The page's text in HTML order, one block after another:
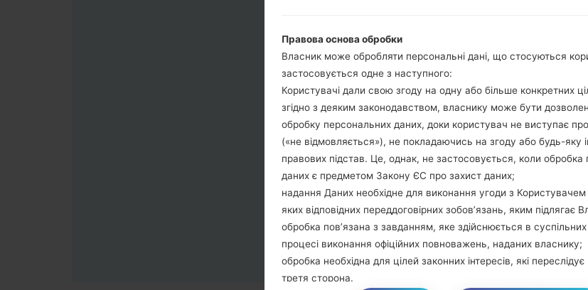
гучності та
збільшення
виявити
екрані.
Вказуйте
Правова основа обробки
Власник може обробляти персональні дані, що стосуються
застосовується одне з наступного:
Користувачі дали свою згоду на одну або більше конкретних
згідно з деяким законодавством, власнику може бути
обробку персональних даних, доки користувач не виступає
(«не відмовляється»), не покладаючись на згоду або будь-яку
правових підстав. Це, однак, не застосовується, коли обробка
даних є предметом Закону ЄС про захист даних;
надання Даних необхідне для виконання угоди з
яких відповідних переддоговірних зобов’язань, яким підлягає
обробка пов’язана з завданням, яке здійснюється в суспільних
процесі виконання офіційних повноважень, наданих власнику;
обробка необхідна для цілей законних інтересів, які
третя сторона.